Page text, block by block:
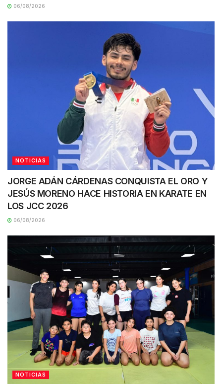
06/08/2026
NOTICIAS
JORGE ADÁN CÁRDENAS CONQUISTA EL ORO Y
JESÚS MORENO HACE HISTORIA EN KARATE EN
LOS JCC 2026
06/08/2026
NOTICIAS